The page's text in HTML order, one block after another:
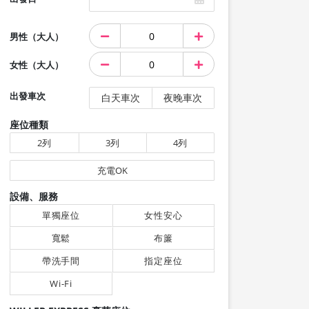
男性（大人）
女性（大人）
出發車次 白天車次 夜晚車次
座位種類
2列 3列 4列
充電OK
設備、服務
單獨座位
女性安心
寬鬆
布簾
帶洗手間
指定座位
Wi-Fi